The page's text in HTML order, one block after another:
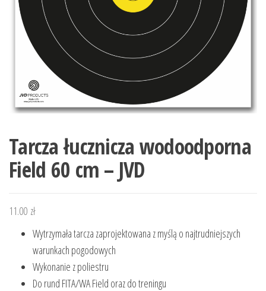
Tarcza łucznicza wodoodporna
Field 60 cm – JVD
11.00 zł
Wytrzymała tarcza zaprojektowana z myślą o najtrudniejszych
warunkach pogodowych
Wykonanie z poliestru
Do rund FITA/WA Field oraz do treningu